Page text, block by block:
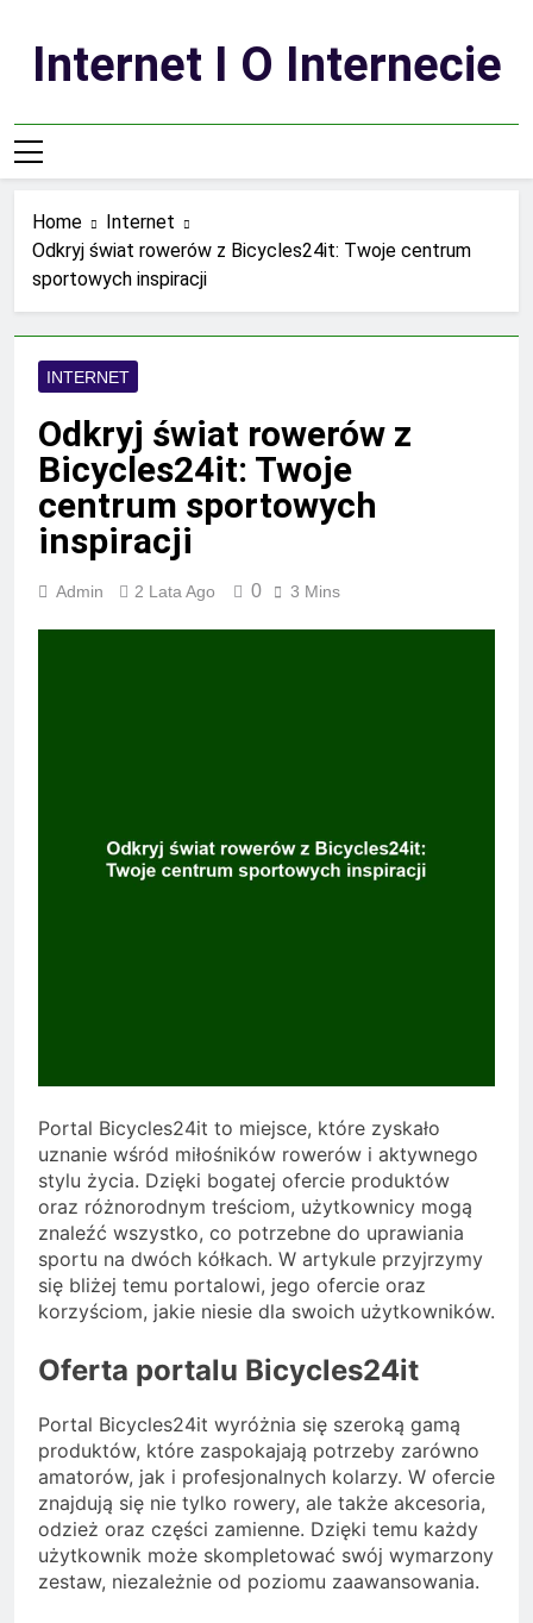
contentInternet I O Internecie
Home
Internet
Odkryj świat rowerów z Bicycles24it: Twoje centrum
sportowych inspiracji
INTERNET
Odkryj świat rowerów z
Bicycles24it: Twoje
centrum sportowych
inspiracji
Admin 2 Lata Ago 0 3 Mins
Portal Bicycles24it to miejsce, które zyskało
uznanie wśród miłośników rowerów i aktywnego
stylu życia. Dzięki bogatej ofercie produktów
oraz różnorodnym treściom, użytkownicy mogą
znaleźć wszystko, co potrzebne do uprawiania
sportu na dwóch kółkach. W artykule przyjrzymy
się bliżej temu portalowi, jego ofercie oraz
korzyściom, jakie niesie dla swoich użytkowników.
Oferta portalu Bicycles24it
Portal Bicycles24it wyróżnia się szeroką gamą
produktów, które zaspokajają potrzeby zarówno
amatorów, jak i profesjonalnych kolarzy. W ofercie
znajdują się nie tylko rowery, ale także akcesoria,
odzież oraz części zamienne. Dzięki temu każdy
użytkownik może skompletować swój wymarzony
zestaw, niezależnie od poziomu zaawansowania.